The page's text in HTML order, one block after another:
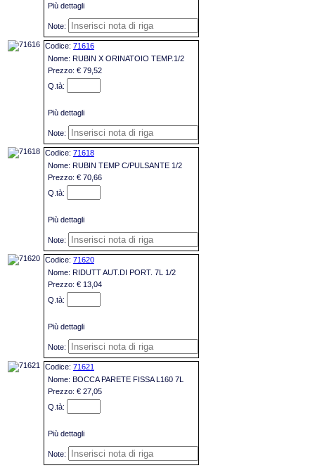
Più dettagli
71616
RUBIN X ORINATOIO TEMP.1/2
€ 79,52
Più dettagli
71618
RUBIN TEMP C/PULSANTE 1/2
€ 70,66
Più dettagli
71620
RIDUTT AUT.DI PORT. 7L 1/2
€ 13,04
Più dettagli
71621
BOCCA PARETE FISSA L160 7L
€ 27,05
Più dettagli